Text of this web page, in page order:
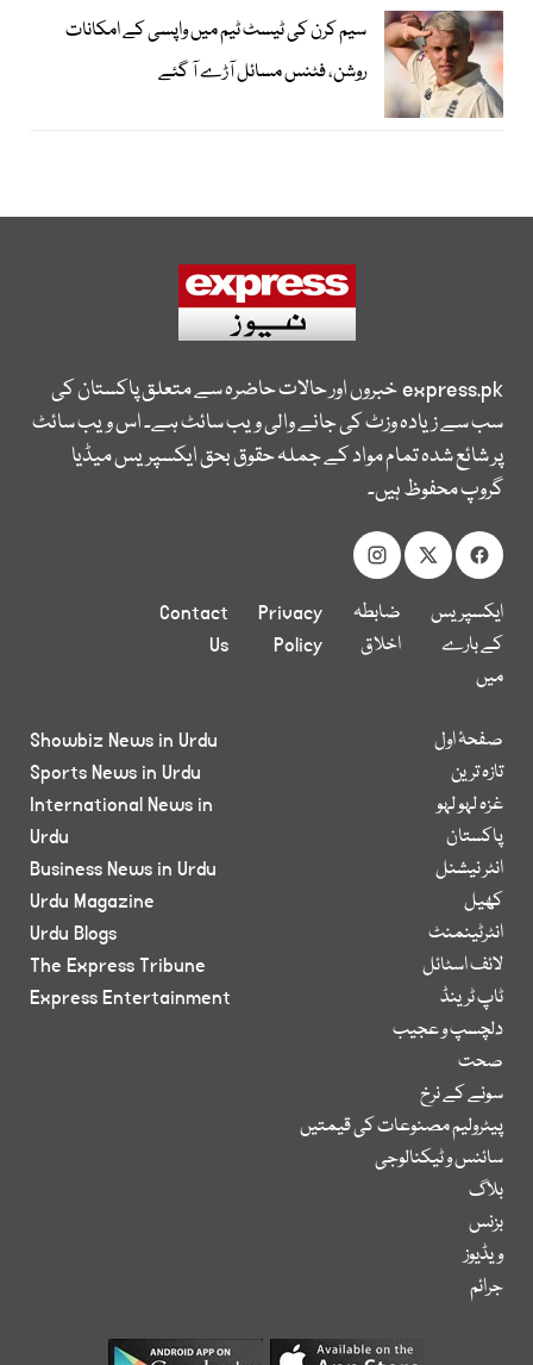
سیم کرن کی ٹیسٹ ٹیم میں واپسی کے امکانات
روشن، فٹنس مسائل آڑے آ گئے
express.pkخبروں اور حالات حاضرہ سے متعلق پاکستان کی
سب سے زیادہ وزٹ کی جانے والی ویب سائٹ ہے۔ اس ویب سائٹ
پر شائع شدہ تمام مواد کے جملہ حقوق بحق ایکسپریس میڈیا
گروپ محفوظ ہیں۔
ایکسپریس
کے بارے
میں
ضابطہ
اخلاق
Privacy
Policy
Contact
Us
صفحۂ اول
تازہ ترین
غزہ لہو لہو
پاکستان
انٹر نیشنل
کھیل
انٹرٹینمنٹ
لائف اسٹائل
ٹاپ ٹرینڈ
دلچسپ و عجیب
صحت
سونے کے نرخ
پیٹرولیم مصنوعات کی قیمتیں
سائنس و ٹیکنالوجی
بلاگ
بزنس
ویڈیوز
جرائم
Showbiz News in Urdu
Sports News in Urdu
International News in
Urdu
Business News in Urdu
Urdu Magazine
Urdu Blogs
The Express Tribune
Express Entertainment